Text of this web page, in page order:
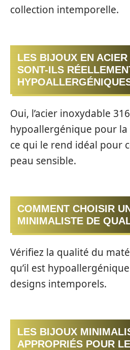
collection intemporelle.
LES BIJOUX EN
SONT-ILS
Oui, l’acier inoxydable
hypoallergénique pour
ce qui le rend idéal pour
peau sensible.
COMMENT CHOISIR
MINIMALISTE DE
Vérifiez la qualité du
qu’il est
designs intemporels.
LES BIJOUX
APPROPRIÉS POUR